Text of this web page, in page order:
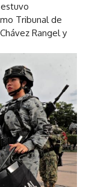
Tribunal de
Rangel y